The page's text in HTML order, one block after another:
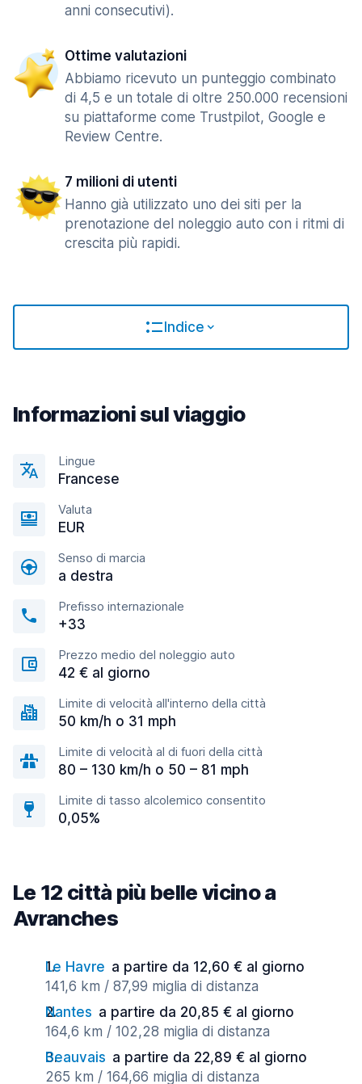
anni consecutivi).
Ottime valutazioni
Abbiamo ricevuto un punteggio combinato
di 4,5 e un totale di oltre 250.000 recensioni
su piattaforme come Trustpilot, Google e
Review Centre.
7 milioni di utenti
Hanno già utilizzato uno dei siti per la
prenotazione del noleggio auto con i ritmi di
crescita più rapidi.
Indice
Informazioni sul viaggio
Lingue
Francese
Valuta
EUR
Senso di marcia
a destra
Prefisso internazionale
+33
Prezzo medio del noleggio auto
42 € al giorno
Limite di velocità all'interno della città
50 km/h o 31 mph
Limite di velocità al di fuori della città
80 – 130 km/h o 50 – 81 mph
Limite di tasso alcolemico consentito
0,05%
Le 12 città più belle vicino a
Avranches
Le Havre a partire da 12,60 € al giorno
141,6 km / 87,99 miglia di distanza
Nantes a partire da 20,85 € al giorno
164,6 km / 102,28 miglia di distanza
Beauvais a partire da 22,89 € al giorno
265 km / 164,66 miglia di distanza